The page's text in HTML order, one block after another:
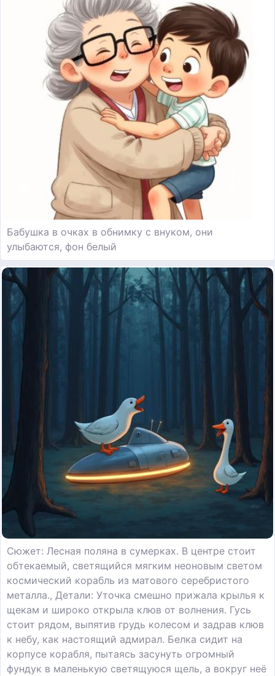
Бабушка в очках в обнимку с внуком, они
улыбаются, фон белый
Сюжет: Лесная поляна в сумерках. В центре стоит
обтекаемый, светящийся мягким неоновым светом
космический корабль из матового серебристого
металла., Детали: Уточка смешно прижала крылья к
щекам и широко открыла клюв от волнения. Гусь
стоит рядом, выпятив грудь колесом и задрав клюв
к небу, как настоящий адмирал. Белка сидит на
корпусе корабля, пытаясь засунуть огромный
фундук в маленькую светящуюся щель, а вокруг неё